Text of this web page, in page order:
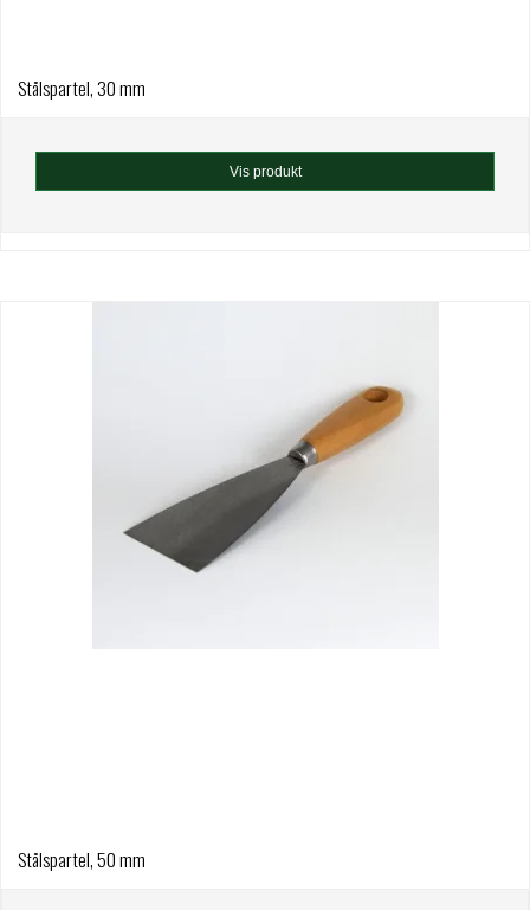
Stålspartel, 30 mm
Vis produkt
Stålspartel, 50 mm